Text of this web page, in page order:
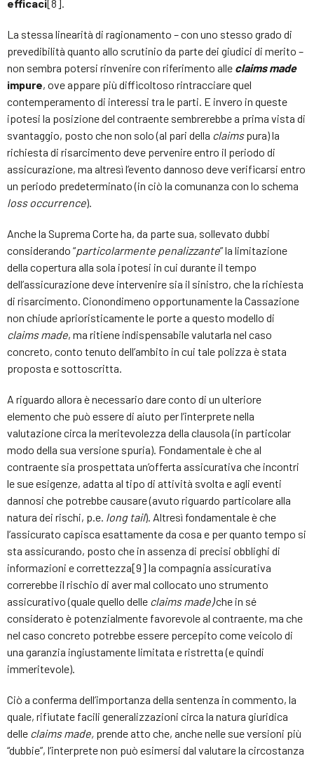
efficaci[8].
La stessa linearità di ragionamento – con uno stesso grado di
prevedibilità quanto allo scrutinio da parte dei giudici di merito –
non sembra potersi rinvenire con riferimento alle claims made
impure, ove appare più difficoltoso rintracciare quel
contemperamento di interessi tra le parti. E invero in queste
ipotesi la posizione del contraente sembrerebbe a prima vista di
svantaggio, posto che non solo (al pari della claimspura) la
richiesta di risarcimento deve pervenire entro il periodo di
assicurazione, ma altresì l’evento dannoso deve verificarsi entro
un periodo predeterminato (in ciò la comunanza con lo schema
loss occurrence).
Anche la Suprema Corte ha, da parte sua, sollevato dubbi
considerando “particolarmente penalizzante” la limitazione
della copertura alla sola ipotesi in cui durante il tempo
dell’assicurazione deve intervenire sia il sinistro, che la richiesta
di risarcimento. Cionondimeno opportunamente la Cassazione
non chiude aprioristicamente le porte a questo modello di
claims made, ma ritiene indispensabile valutarla nel caso
concreto, conto tenuto dell’ambito in cui tale polizza è stata
proposta e sottoscritta.
A riguardo allora è necessario dare conto di un ulteriore
elemento che può essere di aiuto per l’interprete nella
valutazione circa la meritevolezza della clausola (in particolar
modo della sua versione spuria). Fondamentale è che al
contraente sia prospettata un’offerta assicurativa che incontri
le sue esigenze, adatta al tipo di attività svolta e agli eventi
dannosi che potrebbe causare (avuto riguardo particolare alla
natura dei rischi, p.e. long tail). Altresì fondamentale è che
l’assicurato capisca esattamente da cosa e per quanto tempo si
sta assicurando, posto che in assenza di precisi obblighi di
informazioni e correttezza[9] la compagnia assicurativa
correrebbe il rischio di aver mal collocato uno strumento
assicurativo (quale quello delle claims made)che in sé
considerato è potenzialmente favorevole al contraente, ma che
nel caso concreto potrebbe essere percepito come veicolo di
una garanzia ingiustamente limitata e ristretta (e quindi
immeritevole).
Ciò a conferma dell’importanza della sentenza in commento, la
quale, rifiutate facili generalizzazioni circa la natura giuridica
delle claims made, prende atto che, anche nelle sue versioni più
“dubbie”, l’interprete non può esimersi dal valutare la circostanza